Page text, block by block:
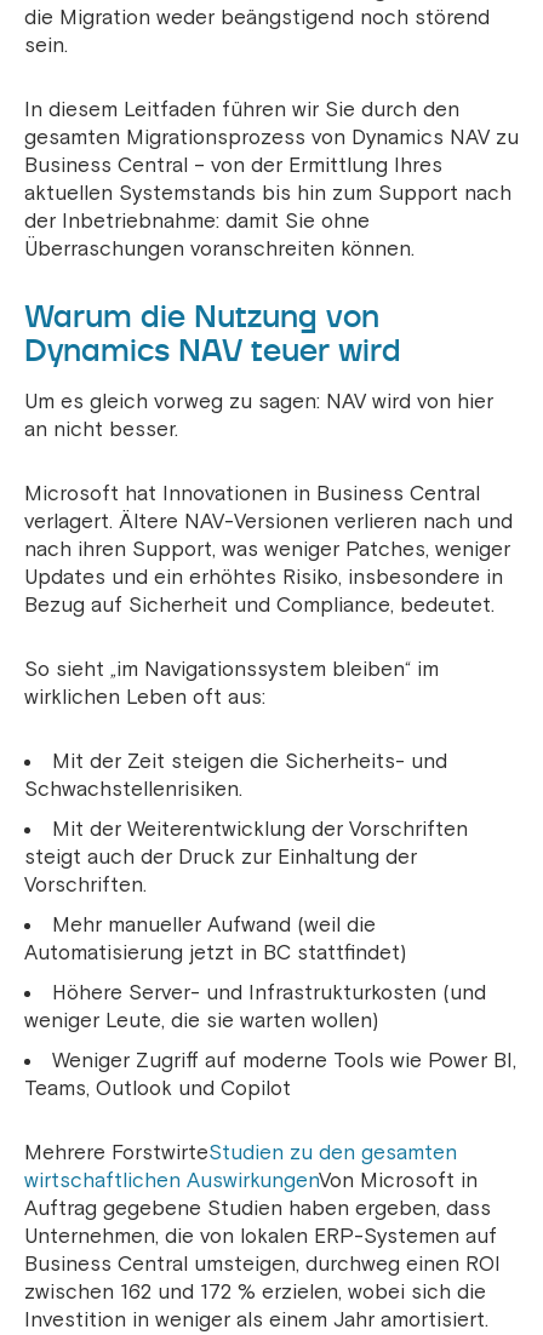
die Migration weder beängstigend noch störend
sein.
In diesem Leitfaden führen wir Sie durch den
gesamten Migrationsprozess von Dynamics NAV zu
Business Central – von der Ermittlung Ihres
aktuellen Systemstands bis hin zum Support nach
der Inbetriebnahme: damit Sie ohne
Überraschungen voranschreiten können.
Warum die Nutzung von
Dynamics NAV teuer wird
Um es gleich vorweg zu sagen: NAV wird von hier
an nicht besser.
Microsoft hat Innovationen in Business Central
verlagert. Ältere NAV-Versionen verlieren nach und
nach ihren Support, was weniger Patches, weniger
Updates und ein erhöhtes Risiko, insbesondere in
Bezug auf Sicherheit und Compliance, bedeutet.
So sieht „im Navigationssystem bleiben“ im
wirklichen Leben oft aus:
Mit der Zeit steigen die Sicherheits- und
Schwachstellenrisiken.
Mit der Weiterentwicklung der Vorschriften
steigt auch der Druck zur Einhaltung der
Vorschriften.
Mehr manueller Aufwand (weil die
Automatisierung jetzt in BC stattfindet)
Höhere Server- und Infrastrukturkosten (und
weniger Leute, die sie warten wollen)
Weniger Zugriff auf moderne Tools wie Power BI,
Teams, Outlook und Copilot
Mehrere ForstwirteStudien zu den gesamten
wirtschaftlichen AuswirkungenVon Microsoft in
Auftrag gegebene Studien haben ergeben, dass
Unternehmen, die von lokalen ERP-Systemen auf
Business Central umsteigen, durchweg einen ROI
zwischen 162 und 172 % erzielen, wobei sich die
Investition in weniger als einem Jahr amortisiert.